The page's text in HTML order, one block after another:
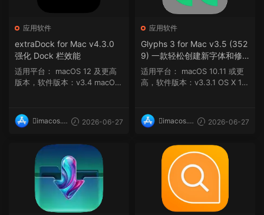
应用软件
extraDock for Mac v4.3.0
强化 Dock 栏效能
适用平台： macOS 12 及更高
版本，软件版本：v3.4 macOS
imacos.t
2026-06-27
应用软件
Glyphs 3 for Mac v3.5 (352
9) 一款轻松创建新字体和修
改字形的字体设计编辑软件
适用平台： macOS 10.11 或更
高，软件版本：v3.3.1 OS X 10.
imacos.t
2026-06-27